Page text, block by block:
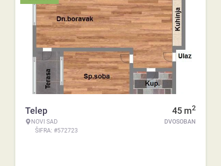
Telep
NOVI SAD
ŠIFRA: #572723
45 m2
DVOSOBAN